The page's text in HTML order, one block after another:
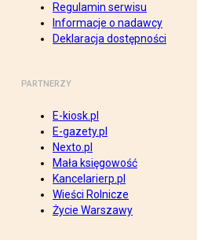
Regulamin serwisu
Informacje o nadawcy
Deklaracja dostępności
PARTNERZY
E-kiosk.pl
E-gazety.pl
Nexto.pl
Mała księgowość
Kancelarierp.pl
Wieści Rolnicze
Życie Warszawy